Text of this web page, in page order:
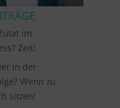
im
Zeit!
in der
Wenn zu
sitzen!